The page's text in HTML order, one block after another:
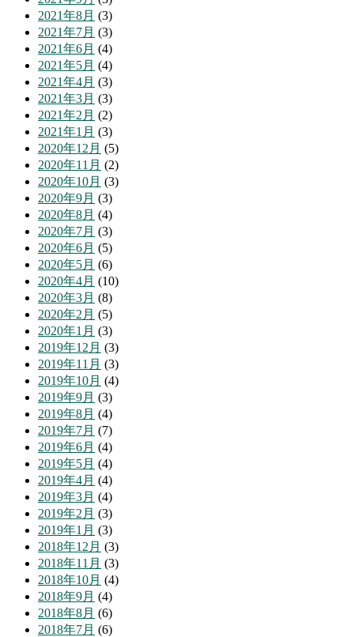
2021年8月 (3)
2021年7月 (3)
2021年6月 (4)
2021年5月 (4)
2021年4月 (3)
2021年3月 (3)
2021年2月 (2)
2021年1月 (3)
2020年12月 (5)
2020年11月 (2)
2020年10月 (3)
2020年9月 (3)
2020年8月 (4)
2020年7月 (3)
2020年6月 (5)
2020年5月 (6)
2020年4月 (10)
2020年3月 (8)
2020年2月 (5)
2020年1月 (3)
2019年12月 (3)
2019年11月 (3)
2019年10月 (4)
2019年9月 (3)
2019年8月 (4)
2019年7月 (7)
2019年6月 (4)
2019年5月 (4)
2019年4月 (4)
2019年3月 (4)
2019年2月 (3)
2019年1月 (3)
2018年12月 (3)
2018年11月 (3)
2018年10月 (4)
2018年9月 (4)
2018年8月 (6)
2018年7月 (6)